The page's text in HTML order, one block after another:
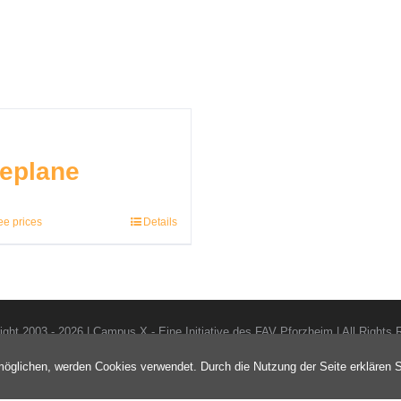
prices Details
2003 -2026 | Campus X - Eine Initiative des FAV Pforzheim | All Rights
InstagramFacebookLinkedIn
Xing
werden Cookies verwendet. Durch die Nutzung der Seite